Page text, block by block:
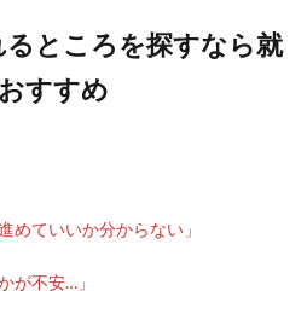
ところを探すなら就
すすめ
めていいか分からない」
が不安…」